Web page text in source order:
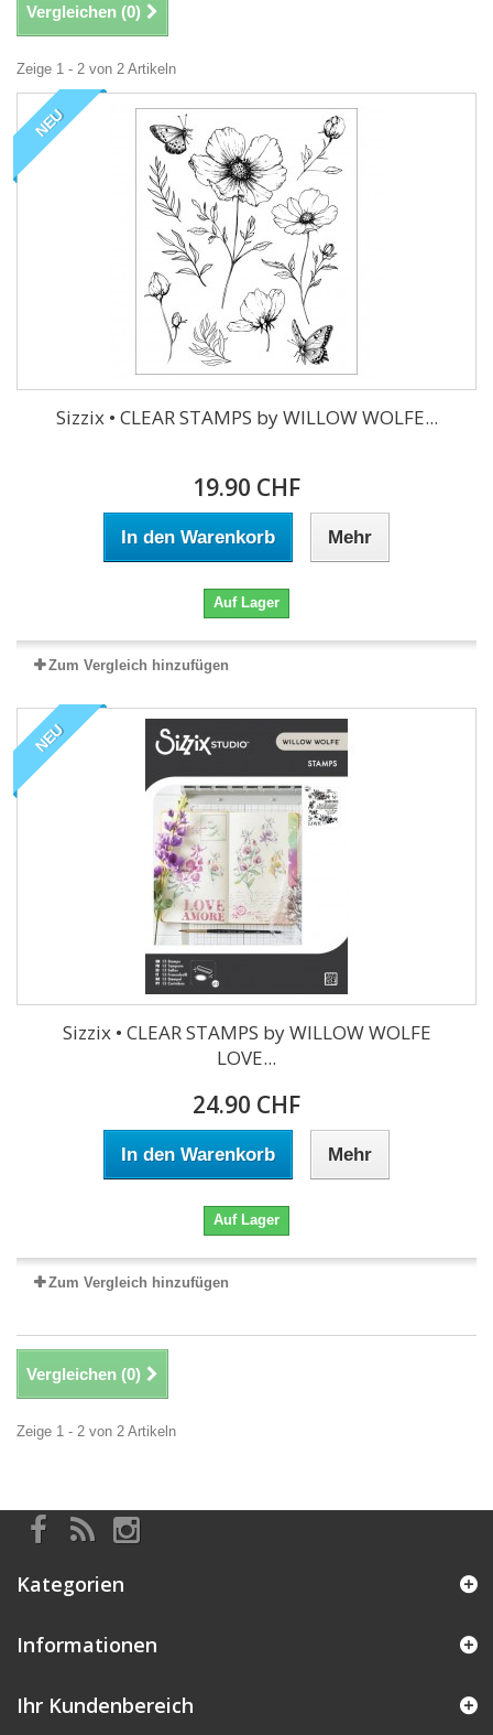
Vergleichen (0)
Zeige 1 - 2 von 2 Artikeln
NEU
Sizzix • CLEAR STAMPS by WILLOW WOLFE...
19.90 CHF
In den Warenkorb Mehr
Auf Lager
Zum Vergleich hinzufügen
NEU
Sizzix • CLEAR STAMPS by WILLOW WOLFE
LOVE...
24.90 CHF
In den Warenkorb Mehr
Auf Lager
Zum Vergleich hinzufügen
Vergleichen (0)
Zeige 1 - 2 von 2 Artikeln
Kategorien
Informationen
Ihr Kundenbereich